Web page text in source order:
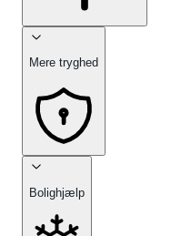
Mere tryghed
Bolighjælp